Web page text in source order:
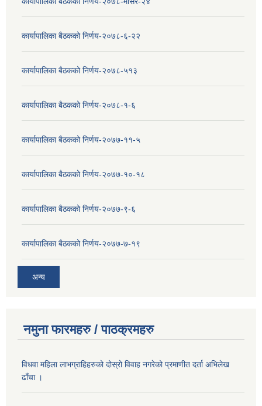
कार्यापालिका बैठकको निर्णय-२०७८-६-२२
कार्यापालिका बैठकको निर्णय-२०७८-५१३
कार्यापालिका बैठकको निर्णय-२०७८-१-६
कार्यापालिका बैठकको निर्णय-२०७७-११-५
कार्यापालिका बैठकको निर्णय-२०७७-१०-१८
कार्यापालिका बैठकको निर्णय-२०७७-९-६
कार्यापालिका बैठकको निर्णय-२०७७-७-१९
अन्य
नमुना फारमहरु / पाठक्रमहरु
विधवा महिला लाभग्राहिहरुको दोस्रो विवाह नगरेको प्रमाणीत दर्ता अभिलेख
ढाँचा ।